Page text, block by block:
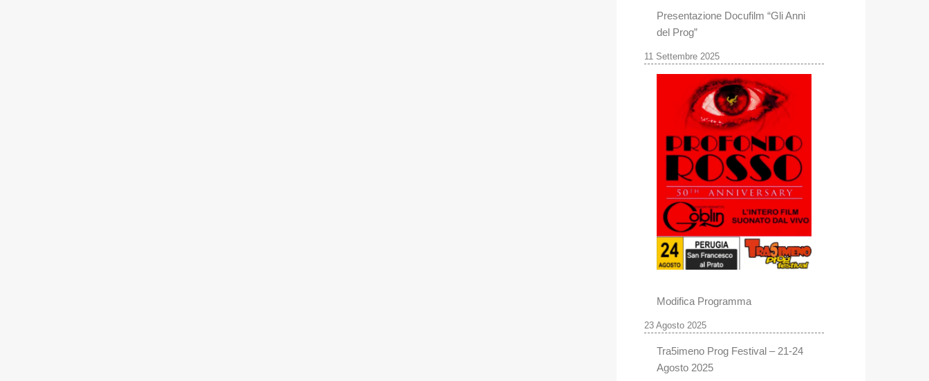
Presentazione Docufilm “Gli Anni
del Prog”
11 Settembre 2025
Modifica Programma
23 Agosto 2025
Tra5imeno Prog Festival – 21-24
Agosto 2025